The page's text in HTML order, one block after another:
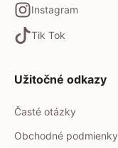
Instagram
Tik Tok
Užitočné odkazy
Časté otázky
Obchodné podmienky